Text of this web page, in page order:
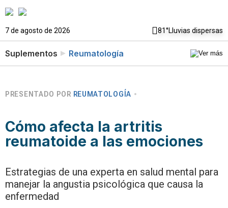
7 de agosto de 2026 81°Lluvias dispersas
Suplementos Reumatología
PRESENTADO POR REUMATOLOGÍA
Cómo afecta la artritis
reumatoide a las emociones
Estrategias de una experta en salud mental para
manejar la angustia psicológica que causa la
enfermedad